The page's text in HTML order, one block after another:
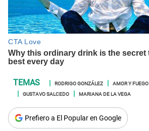
RODRIGO GONZÁLEZ AMOR Y FUEGO
GUSTAVO SALCEDO
MARIANA DE LA VEGA
Prefiero a El Popular en Google